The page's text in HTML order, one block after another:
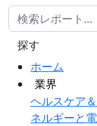
ホーム
業界
ヘルスケア
ネルギーと
探す